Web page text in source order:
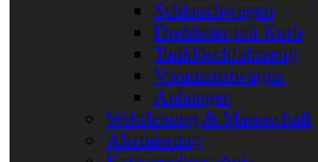
Schlauchwagen
Drehleiter mit Korb
Tanklöschfahrzeug
Vorausrüstwagen
Anhänger
Wehrleitung & Mannschaft
Alarmierung